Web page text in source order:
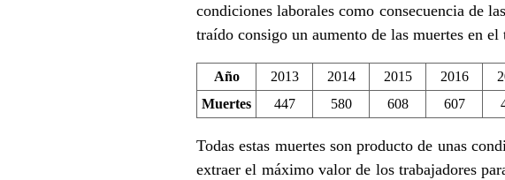
condiciones laborales como consecuencia de
traído consigo un aumento de las muertes en el
Año 2013 2014 2015 2016
Muertes
447 580 608 607
Todas estas muertes son producto de unas
extraer el máximo valor de los trabajadores